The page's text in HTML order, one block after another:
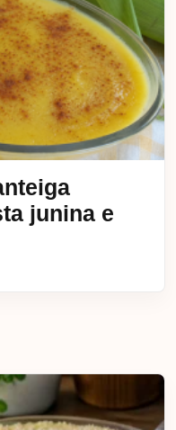
junina e